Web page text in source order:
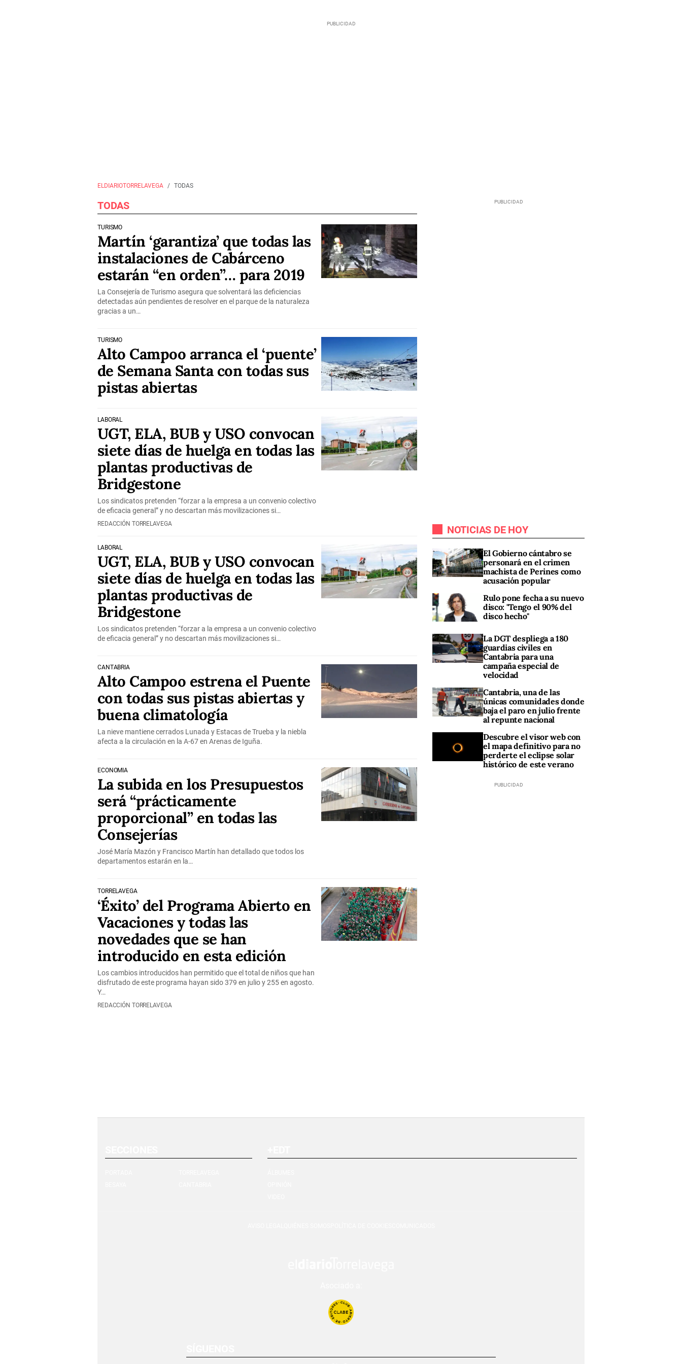
ELDIARIOTORRELAVEGA TODAS
TODAS
TURISMO
Martín ‘garantiza’ que todas las
instalaciones de Cabárceno
estarán “en orden”… para 2019
La Consejería de Turismo asegura que solventará las deficiencias
detectadas aún pendientes de resolver en el parque de la naturaleza
gracias a un…
TURISMO
Alto Campoo arranca el ‘puente’
de Semana Santa con todas sus
pistas abiertas
LABORAL
UGT, ELA, BUB y USO convocan
siete días de huelga en todas las
plantas productivas de
Bridgestone
Los sindicatos pretenden “forzar a la empresa a un convenio colectivo
de eficacia general” y no descartan más movilizaciones si…
REDACCIÓN TORRELAVEGA
LABORAL
UGT, ELA, BUB y USO convocan
siete días de huelga en todas las
plantas productivas de
Bridgestone
Los sindicatos pretenden “forzar a la empresa a un convenio colectivo
de eficacia general” y no descartan más movilizaciones si…
CANTABRIA
Alto Campoo estrena el Puente
con todas sus pistas abiertas y
buena climatología
La nieve mantiene cerrados Lunada y Estacas de Trueba y la niebla
afecta a la circulación en la A-67 en Arenas de Iguña.
ECONOMÍA
La subida en los Presupuestos
será “prácticamente
proporcional” en todas las
Consejerías
José María Mazón y Francisco Martín han detallado que todos los
departamentos estarán en la…
TORRELAVEGA
‘Éxito’ del Programa Abierto en
Vacaciones y todas las
novedades que se han
introducido en esta edición
Los cambios introducidos han permitido que el total de niños que han
disfrutado de este programa hayan sido 379 en julio y 255 en agosto.
Y…
REDACCIÓN TORRELAVEGA
NOTICIAS DE HOY
El Gobierno cántabro se
personará en el crimen
machista de Perines como
acusación popular
Rulo pone fecha a su nuevo
disco: "Tengo el 90% del
disco hecho"
La DGT despliega a 180
guardias civiles en
Cantabria para una
campaña especial de
velocidad
Cantabria, una de las
únicas comunidades donde
baja el paro en julio frente
al repunte nacional
Descubre el visor web con
el mapa definitivo para no
perderte el eclipse solar
histórico de este verano